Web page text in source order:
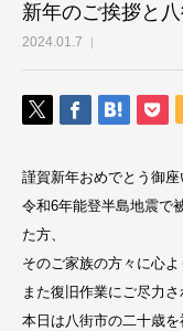
新年のご挨拶と
2024.01.7
謹賀新年おめでとう御座
令和6年能登半島地震で
た方、
そのご家族の方々に心
また復旧作業にご尽力
本日は八街市の二十歳